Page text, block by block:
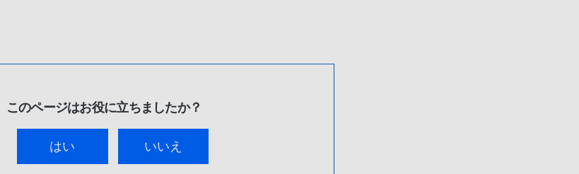
このページはお役に立ちましたか？
はい いいえ